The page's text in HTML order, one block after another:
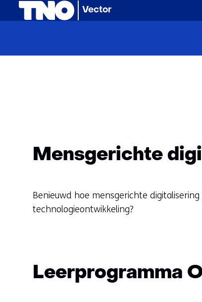
Vector
Mensgerichte
Benieuwd hoe mensgerichte
technologieontwikkeling?
Leerprogramma